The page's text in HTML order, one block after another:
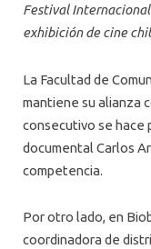
Festival Internacional
exhibición de cine
La Facultad de
mantiene su alianza
consecutivo se
documental Carlos
competencia.
Por otro lado, en
coordinadora de